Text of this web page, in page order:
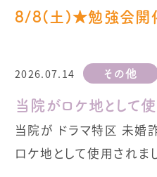
8/8(土)★勉強会開
2026.07.14 その他
当院がロケ地として
当院が ドラマ特区 未
ロケ地として使用されま